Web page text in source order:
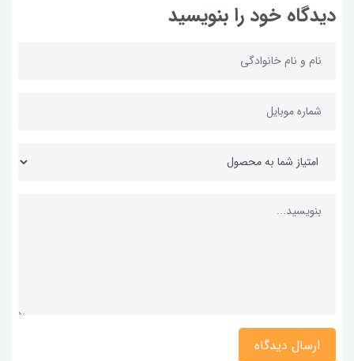
دیدگاه خود را بنویسید
ارسال دیدگاه